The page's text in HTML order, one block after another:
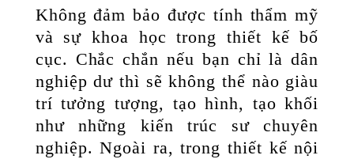
Không đảm bảo được tính thẩm mỹ
và sự khoa học trong thiết kế bố
cục. Chắc chắn nếu bạn chỉ là dân
nghiệp dư thì sẽ không thể nào giàu
trí tưởng tượng, tạo hình, tạo khối
như những kiến trúc sư chuyên
nghiệp. Ngoài ra, trong thiết kế nội